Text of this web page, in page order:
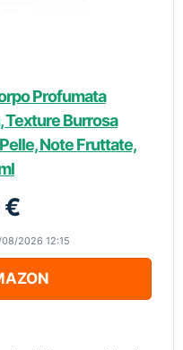
Profumata
Texture Burrosa
Note Fruttate,
2026 12:15